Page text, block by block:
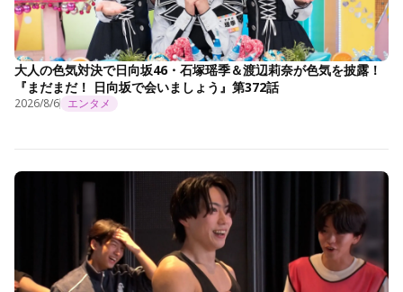
大人の色気対決で日向坂46・石塚瑶季＆渡辺莉奈が色気を披露！
『まだまだ！ 日向坂で会いましょう』第372話
2026/8/6 エンタメ